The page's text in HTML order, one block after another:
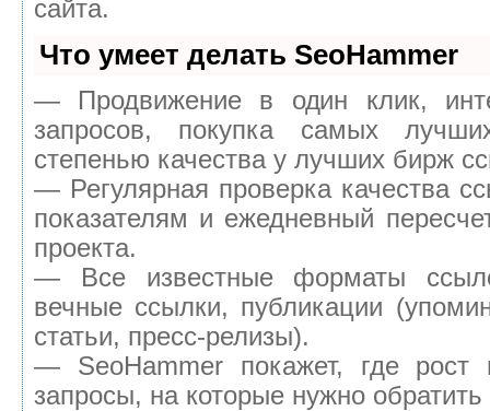
сайта.
Что умеет делать SeoHammer
— Продвижение в один клик,
запросов, покупка самых
степенью качества у лучших бирж
— Регулярная проверка качества
показателям и ежедневный
проекта.
— Все известные форматы
вечные ссылки, публикации
статьи, пресс-релизы).
— SeoHammer покажет, где рост
запросы, на которые нужно